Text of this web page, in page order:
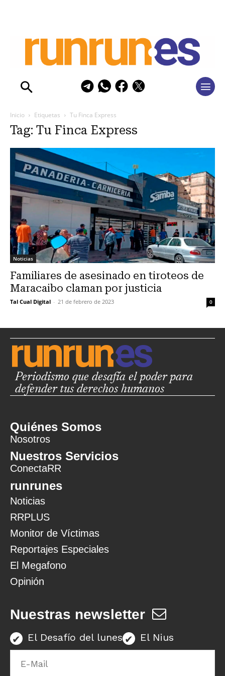
Inicio Etiquetas Tu Finca Express
Tag: Tu Finca Express
Noticias
Familiares de asesinado en tiroteos de
Maracaibo claman por justicia
Tal Cual Digital - 21 de febrero de 2023 0
Periodismo que desafía el poder para
defender tus derechos humanos
Quiénes Somos
Nosotros
Nuestros Servicios
ConectaRR
runrunes
Noticias
RRPLUS
Monitor de Víctimas
Reportajes Especiales
El Megafono
Opinión
Nuestras newsletter
El Desafío del lunes El Nius